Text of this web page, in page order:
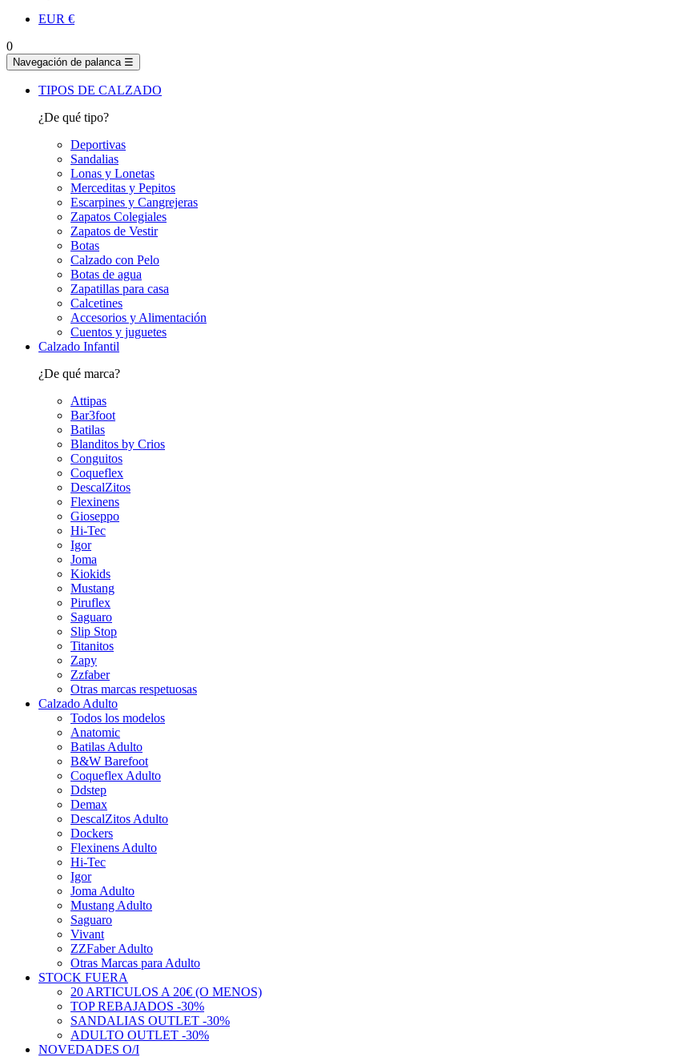
EUR €
0
Navegación de palanca ☰
TIPOS DE CALZADO
¿De qué tipo?
Deportivas
Sandalias
Lonas y Lonetas
Merceditas y Pepitos
Escarpines y Cangrejeras
Zapatos Colegiales
Zapatos de Vestir
Botas
Calzado con Pelo
Botas de agua
Zapatillas para casa
Calcetines
Accesorios y Alimentación
Cuentos y juguetes
Calzado Infantil
¿De qué marca?
Attipas
Bar3foot
Batilas
Blanditos by Crios
Conguitos
Coqueflex
DescalZitos
Flexinens
Gioseppo
Hi-Tec
Igor
Joma
Kiokids
Mustang
Piruflex
Saguaro
Slip Stop
Titanitos
Zapy
Zzfaber
Otras marcas respetuosas
Calzado Adulto
Todos los modelos
Anatomic
Batilas Adulto
B&W Barefoot
Coqueflex Adulto
Ddstep
Demax
DescalZitos Adulto
Dockers
Flexinens Adulto
Hi-Tec
Igor
Joma Adulto
Mustang Adulto
Saguaro
Vivant
ZZFaber Adulto
Otras Marcas para Adulto
STOCK FUERA
20 ARTICULOS A 20€ (O MENOS)
TOP REBAJADOS -30%
SANDALIAS OUTLET -30%
ADULTO OUTLET -30%
NOVEDADES O/I